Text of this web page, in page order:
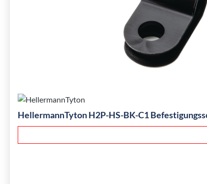
HellermannTyton H2P-HS-BK-C1